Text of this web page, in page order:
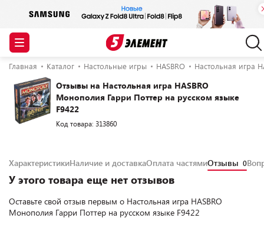
Главная Каталог Настольные игры HASBRO Настольная игра
Отзывы на Настольная игра HASBRO
Монополия Гарри Поттер на русском языке
F9422
Код товара: 313860
ХарактеристикиНаличие и доставкаОплата частямиОтзывы 0
У этого товара еще нет отзывов
Оставьте свой отзыв первым о Настольная игра HASBRO
Монополия Гарри Поттер на русском языке F9422